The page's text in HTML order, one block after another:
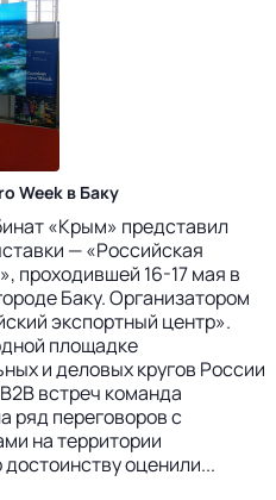
Week в Баку
«Крым» представил
— «Российская
проходившей 16-17 мая в
Баку. Организатором
экспортный центр».
площадке
и деловых кругов России
встреч команда
ряд переговоров с
на территории
оценили...